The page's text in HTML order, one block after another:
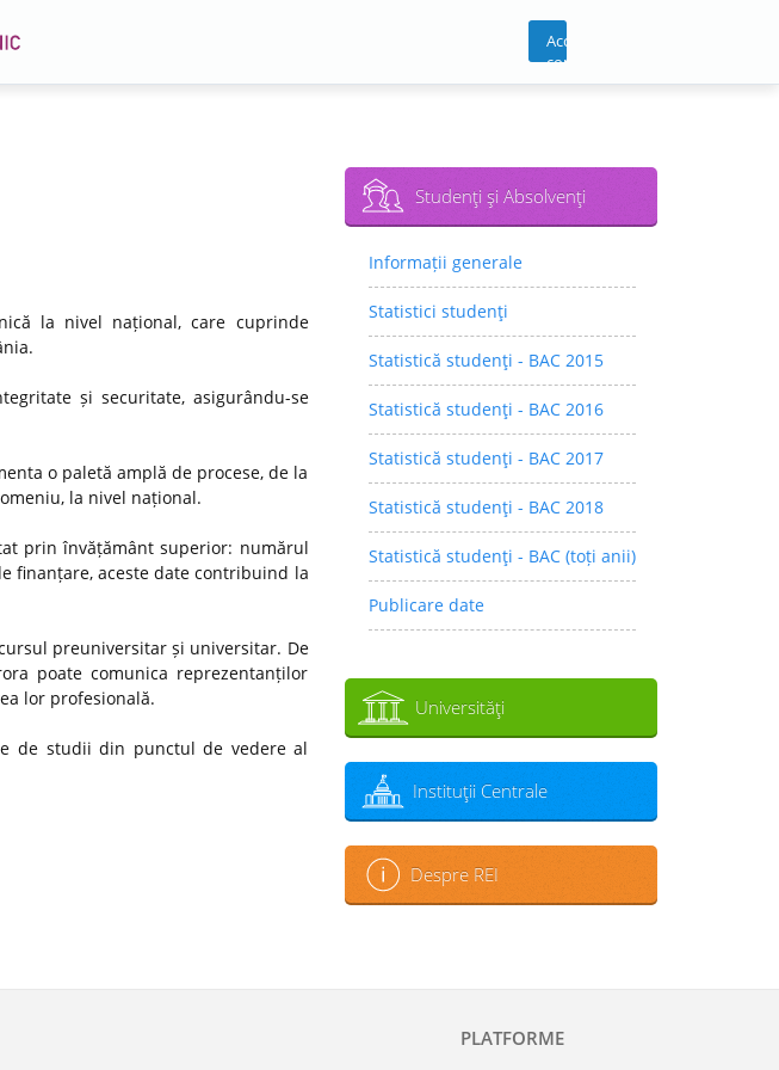
Acces
cont
la nivel național, care cuprinde
și securitate, asigurându-se
o paletă amplă de procese, de la
la nivel național.
prin învățământ superior: numărul
finanțare, aceste date contribuind la
preuniversitar și universitar. De
poate comunica reprezentanților
lor profesională.
de studii din punctul de vedere al
Studenţi şi Absolvenţi
Informații generale
Statistici studenţi
Statistică studenţi - BAC 2015
Statistică studenţi - BAC 2016
Statistică studenţi - BAC 2017
Statistică studenţi - BAC 2018
Statistică studenţi - BAC (toți anii)
Publicare date
Universităţi
Instituţii Centrale
Despre REI
PLATFORME